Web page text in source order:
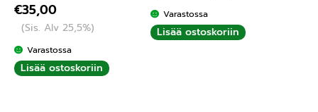
€35,00
(Sis. Alv 25,5%)
Varastossa
Lisää ostoskoriin
Varastossa
Lisää ostoskoriin